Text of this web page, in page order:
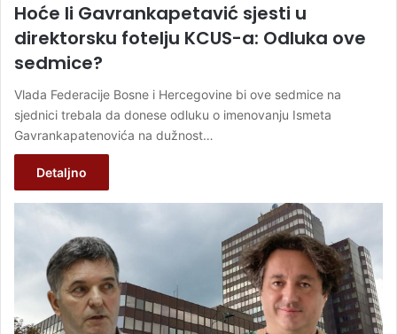
Hoće li Gavrankapetavić sjesti u
direktorsku fotelju KCUS-a: Odluka ove
sedmice?
Vlada Federacije Bosne i Hercegovine bi ove sedmice na
sjednici trebala da donese odluku o imenovanju Ismeta
Gavrankapatenovića na dužnost…
Detaljno